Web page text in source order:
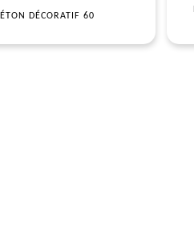
DÉCORATIF 60